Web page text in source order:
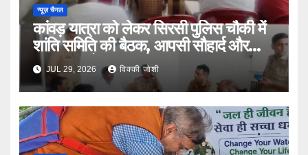
न्यूज़ चैनल
कांवड़ यात्रा को लेकर सिरसी पुलिस चौकी में
शांति समिति की बैठक, आपसी सौहार्द और
सुरक्षा पर जोर
JUL 29, 2026 विक्की जोशी